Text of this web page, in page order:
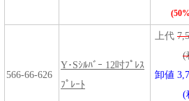
566-66-626
Y･Sｼﾙﾊﾞｰ 12吋ﾌﾟﾚｽ
ﾌﾟﾚｰﾄ
上代
(
卸値
(